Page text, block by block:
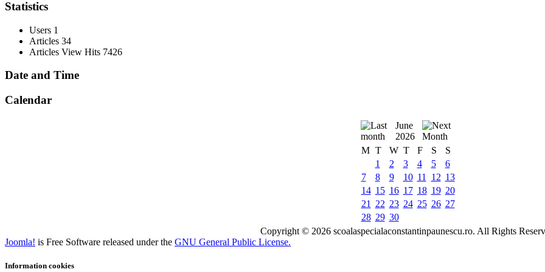
Statistics
Users 1
Articles 34
Articles View Hits 7426
Date and Time
Calendar
June
2026
M T W T F S
S
1
2 3 4 5
6
7
8 9 10 11 12 13
14 15 16 17 18 19 20
21
22 23 24 25 26 27
28 29 30
Copyright © 2026 scoalaspecialaconstantinpaunescu.ro. All Rights
Joomla! is Free Software released under the GNU General Public License.
Information cookies